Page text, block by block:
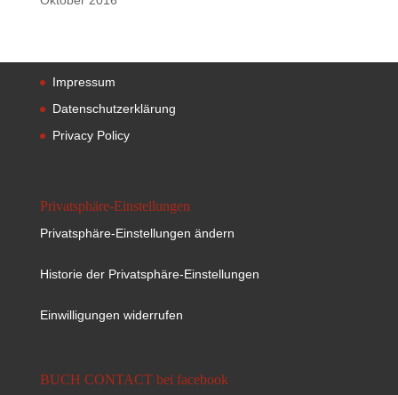
Impressum
Datenschutzerklärung
Privacy Policy
Privatsphäre-Einstellungen
Privatsphäre-Einstellungen ändern
Historie der Privatsphäre-Einstellungen
Einwilligungen widerrufen
BUCH CONTACT bei facebook